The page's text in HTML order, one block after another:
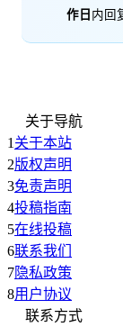
作日 内回
关于导航
1 关于本站
2版权声明
3免责声明
4投稿指南
5在线投稿
6联系我们
7隐私政策
8用户协议
联系方式